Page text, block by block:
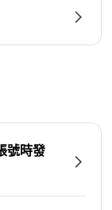
號時發